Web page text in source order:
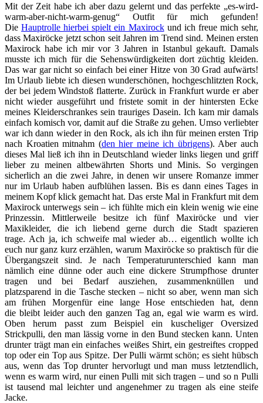
Mit der Zeit habe ich aber dazu gelernt und das perfekte „es-wird-
warm-aber-nicht-warm-genug“ Outfit für mich gefunden!
DieHauptrolle hierbei spielt ein Maxirockund ich freue mich sehr,
dass Maxiröcke jetzt schon seit Jahren im Trend sind. Meinen ersten
Maxirock habe ich mir vor 3 Jahren in Istanbul gekauft. Damals
musste ich mich für die Sehenswürdigkeiten dort züchtig kleiden.
Das war gar nicht so einfach bei einer Hitze von 30 Grad aufwärts!
Im Urlaub liebte ich diesen wunderschönen, hochgeschlitzten Rock,
der bei jedem Windstoß flatterte. Zurück in Frankfurt wurde er aber
nicht wieder ausgeführt und fristete somit in der hintersten Ecke
meines Kleiderschrankes sein trauriges Dasein. Ich kam mir damals
einfach komisch vor, damit auf die Straße zu gehen. Umso verliebter
war ich dann wieder in den Rock, als ich ihn für meinen ersten Trip
nach Kroatien mitnahm (den hier meine ich übrigens). Aber auch
dieses Mal ließ ich ihn in Deutschland wieder links liegen und griff
lieber zu meinen altbewährten Shorts und Minis. So vergingen
sicherlich an die zwei Jahre, in denen wir unsere Romanze immer
nur im Urlaub haben aufblühen lassen. Bis es dann eines Tages in
meinem Kopf klick gemacht hat. Das erste Mal in Frankfurt mit dem
Maxirock unterwegs sein – ich fühlte mich ein klein wenig wie eine
Prinzessin. Mittlerweile besitze ich fünf Maxiröcke und vier
Maxikleider, die ich liebend gerne durch die Stadt spazieren
trage. Ach ja, ich schweife mal wieder ab… eigentlich wollte ich
euch nur ganz kurz erzählen, warum Maxiröcke so praktisch für die
Übergangszeit sind. Je nach Temperaturunterschied kann man
nämlich eine dünne oder auch eine dickere Strumpfhose drunter
tragen und bei Bedarf ausziehen, zusammenknüllen und
platzsparend in die Tasche stecken – nicht so aber, wenn man sich
am frühen Morgenfür eine lange Hose entschieden hat, denn
die bleibt leider auch den ganzen Tag an, egal wie warm es wird.
Oben herum passt zum Beispiel ein kuscheliger Oversized
Strickpulli, den man lässig vorne in den Bund stecken kann. Unten
drunter trägt man ein einfaches weißes Shirt, ein gestreiftes cropped
top oder ein Top aus Spitze. Der Pulli wärmt schön; es sieht hübsch
aus, wenn das Top drunter hervorlugt und man muss letztendlich,
wenn es warm wird, nur einen Pulli mit sich tragen – und so n Pulli
ist tausend mal leichter und angenehmer zu tragen als eine steife
Jacke.